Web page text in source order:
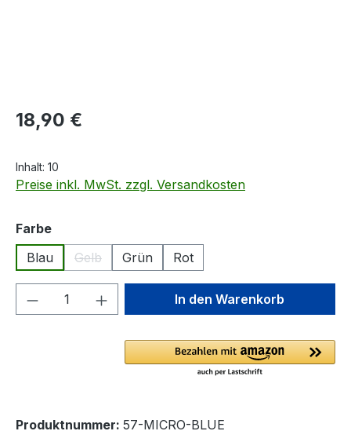
Regulärer Preis:
18,90 €
Inhalt: 10
Preise inkl. MwSt. zzgl. Versandkosten
Farbeauswählen
Blau
Gelb
(Diese Option ist zurzeit nicht verfügbar.)
Grün Rot
Produkt Anzahl: Gib denIn den Warenkorb
Produktnummer: 57-MICRO-BLUE